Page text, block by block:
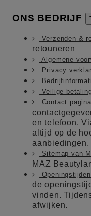
ONS BEDRIJF
Verzenden &
retouneren
Algemene
Privacy
Veilige
Contact
en telefoon.
altijd op de
aanbiedingen.
Sitemap van
MAZ
de
vinden.
afwijken.